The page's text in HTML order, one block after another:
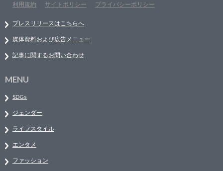
利用規約
サイトポリシー プライバシーポリシー
プレスリリースはこちらへ
媒体資料および広告メニュー
記事に関するお問い合わせ
MENU
SDGs
ジェンダー
ライフスタイル
エンタメ
ファッション